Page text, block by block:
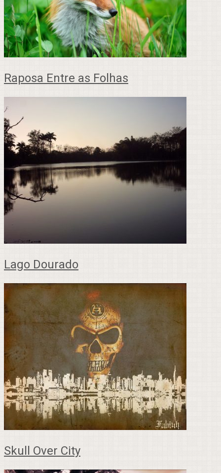
Raposa Entre as Folhas
Lago Dourado
Skull Over City